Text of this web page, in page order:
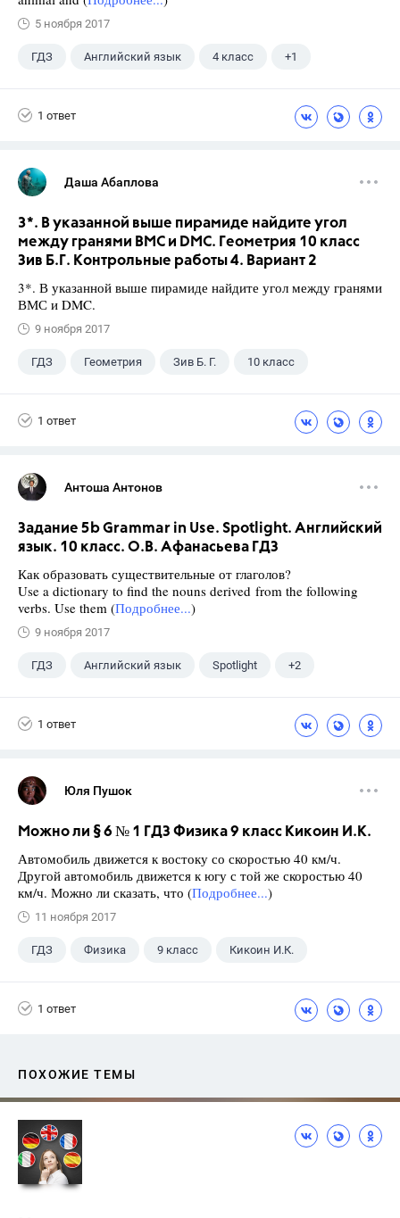
5 ноября 2017
ГДЗ Английский язык 4 класс +1
1 ответ
Даша Абаплова
3*. В указанной выше пирамиде найдите угол
между гранями ВМС и DMC. Геометрия 10 класс
Зив Б.Г. Контрольные работы 4. Вариант 2
3*. В указанной выше пирамиде найдите угол между гранями
ВМС и DMC.
9 ноября 2017
ГДЗ Геометрия Зив Б. Г. 10 класс
1 ответ
Антоша Антонов
Задание 5b Grammar in Use. Spotlight. Английский
язык. 10 класс. О.В. Афанасьева ГДЗ
Как образовать существительные от глаголов?
Use a dictionary to find the nouns derived from the following
verbs. Use them (Подробнее...)
9 ноября 2017
ГДЗ Английский язык Spotlight +2
1 ответ
Юля Пушок
Можно ли § 6 № 1 ГДЗ Физика 9 класс Кикоин И.К.
Автомобиль движется к востоку со скоростью 40 км/ч.
Другой автомобиль движется к югу с той же скоростью 40
км/ч. Можно ли сказать, что (Подробнее...)
11 ноября 2017
ГДЗ Физика 9 класс Кикоин И.К.
1 ответ
ПОХОЖИЕ ТЕМЫ